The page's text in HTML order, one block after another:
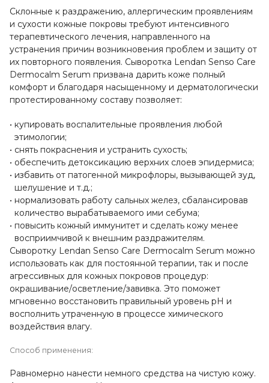
Склонные к раздражению, аллергическим проявлениям
и сухости кожные покровы требуют интенсивного
терапевтического лечения, направленного на
устранения причин возникновения проблем и защиту от
их повторного появления. Сыворотка Lendan Senso Care
Dermocalm Serum призвана дарить коже полный
комфорт и благодаря насыщенному и дерматологически
протестированному составу позволяет:
купировать воспалительные проявления любой
этимологии;
снять покраснения и устранить сухость;
обеспечить детоксикацию верхних слоев эпидермиса;
избавить от патогенной микрофлоры, вызывающей зуд,
шелушение и т.д.;
нормализовать работу сальных желез, сбалансировав
количество вырабатываемого ими себума;
повысить кожный иммунитет и сделать кожу менее
восприимчивой к внешним раздражителям.
Сыворотку Lendan Senso Care Dermocalm Serum можно
использовать как для постоянной терапии, так и после
агрессивных для кожных покровов процедур:
окрашивание/осветление/завивка. Это поможет
мгновенно восстановить правильный уровень рН и
восполнить утраченную в процессе химического
воздействия влагу.
Способ применения:
Равномерно нанести немного средства на чистую кожу.